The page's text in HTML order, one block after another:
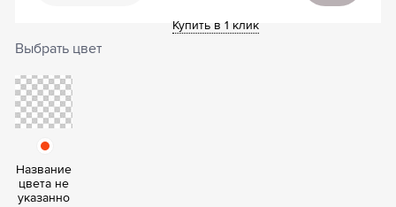
Купить в 1 клик
Выбрать цвет
Название
цвета не
указанно